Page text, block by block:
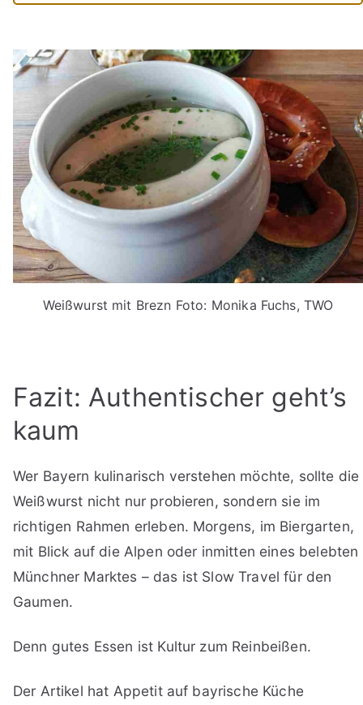
Weißwurst mit Brezn Foto: Monika Fuchs, TWO
Fazit: Authentischer geht’s
kaum
Wer Bayern kulinarisch verstehen möchte, sollte die
Weißwurst nicht nur probieren, sondern sie im
richtigen Rahmen erleben. Morgens, im Biergarten,
mit Blick auf die Alpen oder inmitten eines belebten
Münchner Marktes – das ist Slow Travel für den
Gaumen.
Denn gutes Essen ist Kultur zum Reinbeißen.
Der Artikel hat Appetit auf bayrische Küche